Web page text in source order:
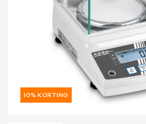
10% KORTING